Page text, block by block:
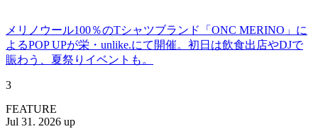
メリノウール100％のTシャツブランド「ONC MERINO」に
よるPOP UPが栄・unlike.にて開催。初日は飲食出店やDJで
賑わう、夏祭りイベントも。
3
FEATURE
Jul 31. 2026 up